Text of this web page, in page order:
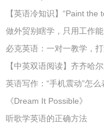
【英语冷知识】“Paint the
做外贸别瞎学，只用工作
必克英语：一对一教学，
【中英双语阅读】齐齐哈
英语写作：“手机震动”怎么
《Dream It Possible》
听歌学英语的正确方法